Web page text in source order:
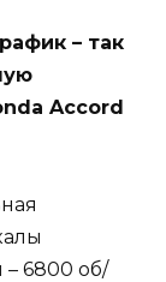
– так
Accord
– 6800 об/